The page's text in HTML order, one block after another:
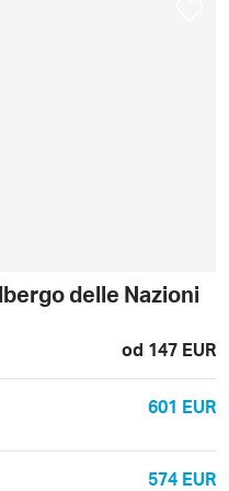
delle Nazioni
od 147 EUR
601 EUR
574 EUR